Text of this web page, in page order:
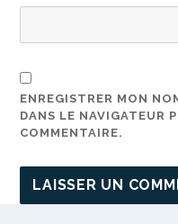
ENREGISTRER MON
DANS LE NAVIGATEUR
COMMENTAIRE.